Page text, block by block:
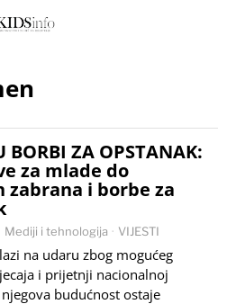
BORBI ZA OPSTANAK:
za mlade do
zabrana i borbe za
Mediji i tehnologija · VIJESTI
na udaru zbog mogućeg
i prijetnji nacionalnoj
budućnost ostaje